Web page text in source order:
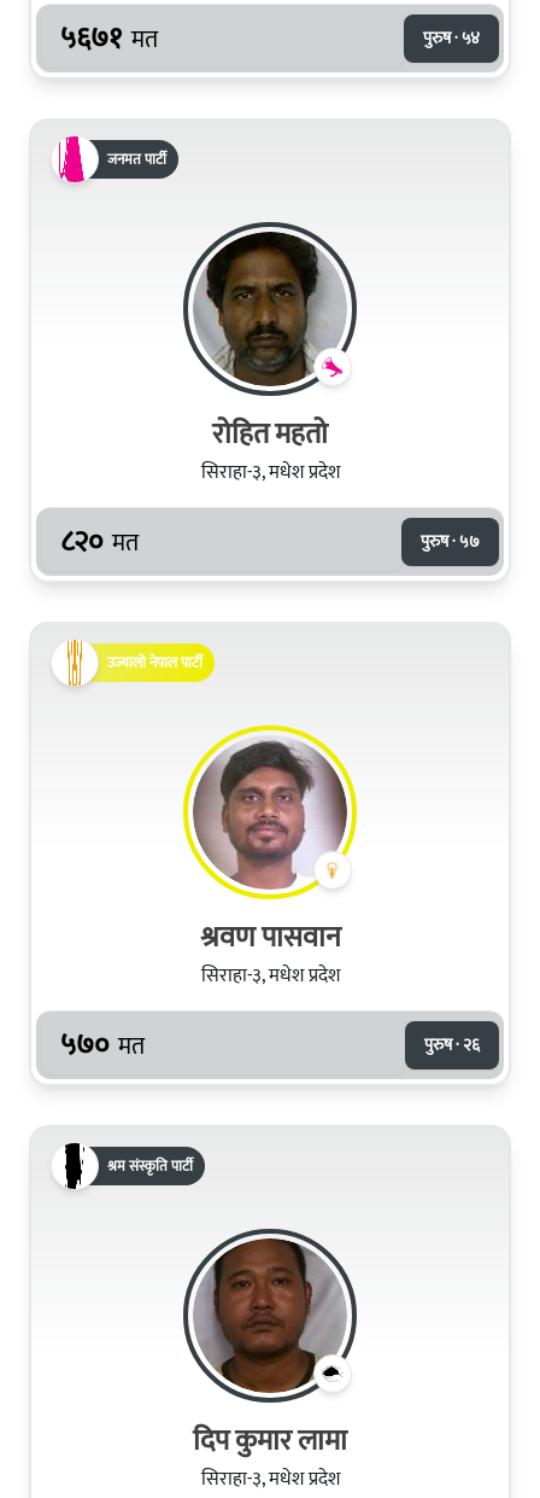
५६७१ मत पुरुष · ५४
जनमत पार्टी
रोहित महतो
सिराहा-३, मधेश प्रदेश
८२० मत पुरुष · ५७
उज्यालो नेपाल पार्टी
श्रवण पासवान
सिराहा-३, मधेश प्रदेश
५७० मत पुरुष · २६
श्रम संस्कृति पार्टी
दिप कुमार लामा
सिराहा-३, मधेश प्रदेश